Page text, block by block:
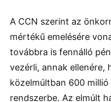
A CCN szerint az
mértékű emelésére
továbbra is fennálló
vezérli, annak ellenére,
közelmúltban 600
rendszerbe. Az elmúlt